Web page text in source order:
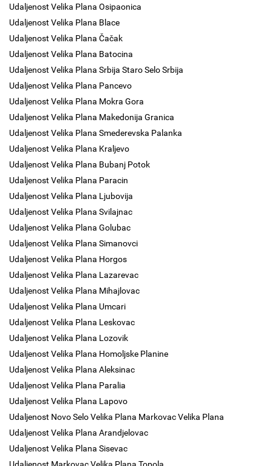
Udaljenost Velika Plana Osipaonica
Udaljenost Velika Plana Blace
Udaljenost Velika Plana Čačak
Udaljenost Velika Plana Batocina
Udaljenost Velika Plana Srbija Staro Selo Srbija
Udaljenost Velika Plana Pancevo
Udaljenost Velika Plana Mokra Gora
Udaljenost Velika Plana Makedonija Granica
Udaljenost Velika Plana Smederevska Palanka
Udaljenost Velika Plana Kraljevo
Udaljenost Velika Plana Bubanj Potok
Udaljenost Velika Plana Paracin
Udaljenost Velika Plana Ljubovija
Udaljenost Velika Plana Svilajnac
Udaljenost Velika Plana Golubac
Udaljenost Velika Plana Simanovci
Udaljenost Velika Plana Horgos
Udaljenost Velika Plana Lazarevac
Udaljenost Velika Plana Mihajlovac
Udaljenost Velika Plana Umcari
Udaljenost Velika Plana Leskovac
Udaljenost Velika Plana Lozovik
Udaljenost Velika Plana Homoljske Planine
Udaljenost Velika Plana Aleksinac
Udaljenost Velika Plana Paralia
Udaljenost Velika Plana Lapovo
Udaljenost Novo Selo Velika Plana Markovac Velika Plana
Udaljenost Velika Plana Arandjelovac
Udaljenost Velika Plana Sisevac